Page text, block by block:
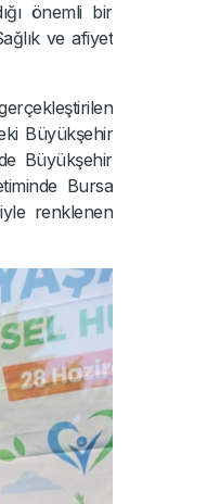
önemli bir
ve afiyet
Büyükşehir
Büyükşehir
Bursa
renklenen